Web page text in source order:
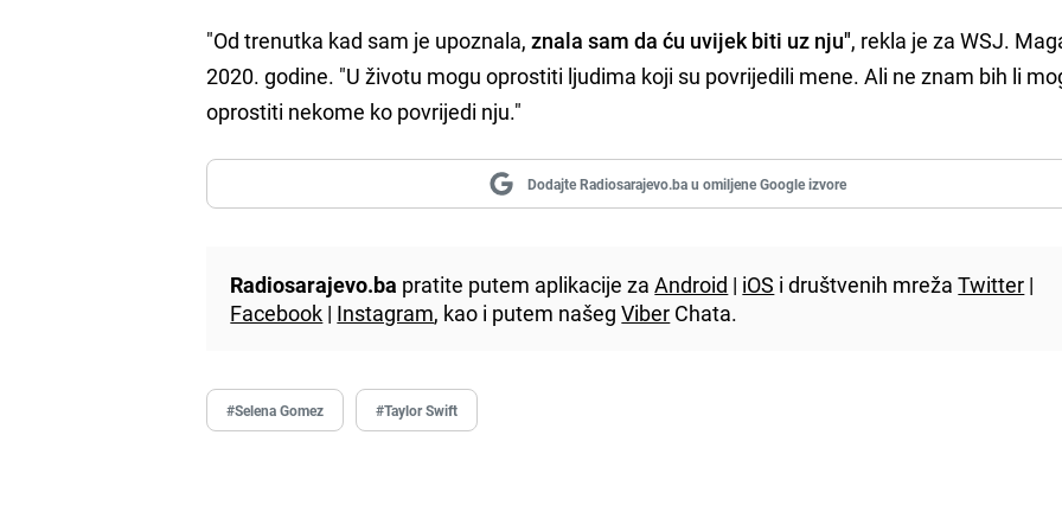
"Od trenutka kad sam je upoznala,znala sam da ću uvijek biti uz nju", rekla je za WSJ.
2020. godine. "U životu mogu oprostiti ljudima koji su povrijedili mene. Ali ne znam bih li
oprostiti nekome ko povrijedi nju."
Dodajte Radiosarajevo.ba u omiljene Google izvore
Radiosarajevo.ba pratite putem aplikacije zaAndroid | iOS i društvenih mrežaTwitter |
Facebook | Instagram, kao i putem našegViber Chata.
#Selena Gomez #Taylor Swift